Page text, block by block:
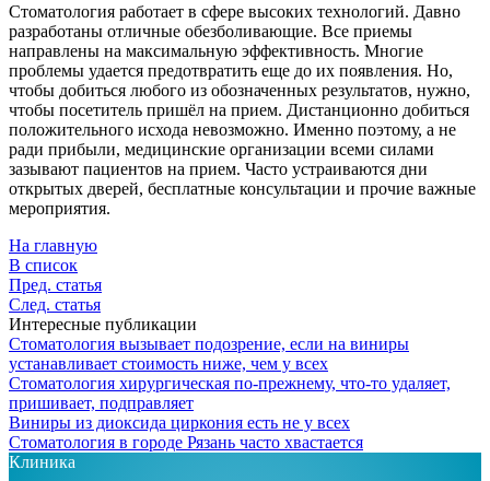
Стоматология работает в сфере высоких технологий. Давно
разработаны отличные обезболивающие. Все приемы
направлены на максимальную эффективность. Многие
проблемы удается предотвратить еще до их появления. Но,
чтобы добиться любого из обозначенных результатов, нужно,
чтобы посетитель пришёл на прием. Дистанционно добиться
положительного исхода невозможно. Именно поэтому, а не
ради прибыли, медицинские организации всеми силами
зазывают пациентов на прием. Часто устраиваются дни
открытых дверей, бесплатные консультации и прочие важные
мероприятия.
На главную
В список
Пред. статья
След. статья
Интересные публикации
Стоматология вызывает подозрение, если на виниры
устанавливает стоимость ниже, чем у всех
Стоматология хирургическая по-прежнему, что-то удаляет,
пришивает, подправляет
Виниры из диоксида циркония есть не у всех
Стоматология в городе Рязань часто хвастается
Клиника